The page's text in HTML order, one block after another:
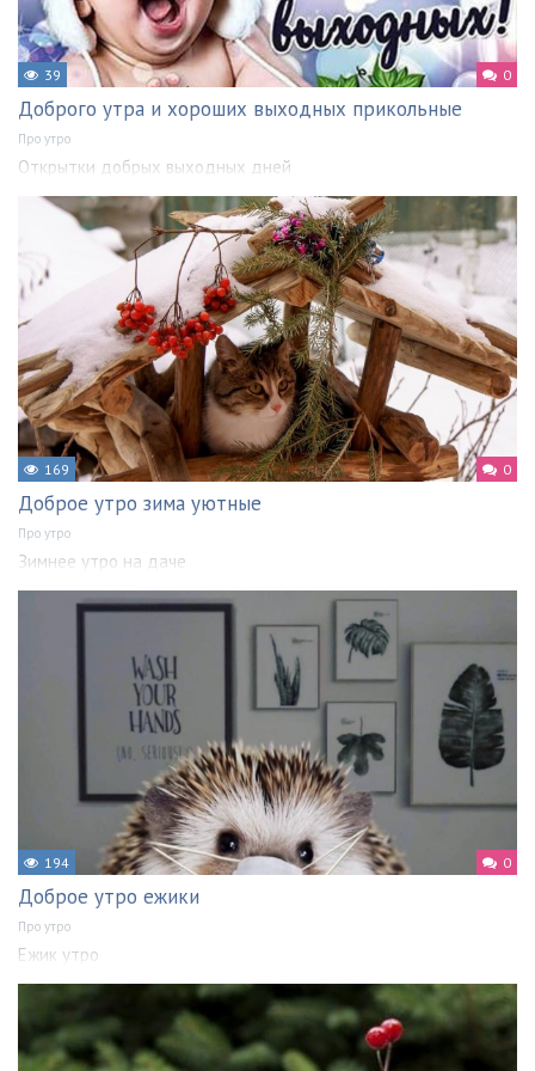
39 0
Доброго утра и хороших выходных прикольные
Про утро
Открытки добрых выходных дней
169 0
Доброе утро зима уютные
Про утро
Зимнее утро на даче
194 0
Доброе утро ежики
Про утро
Ежик утро